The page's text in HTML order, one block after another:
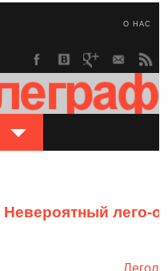
О НАС
Невероятный лего-